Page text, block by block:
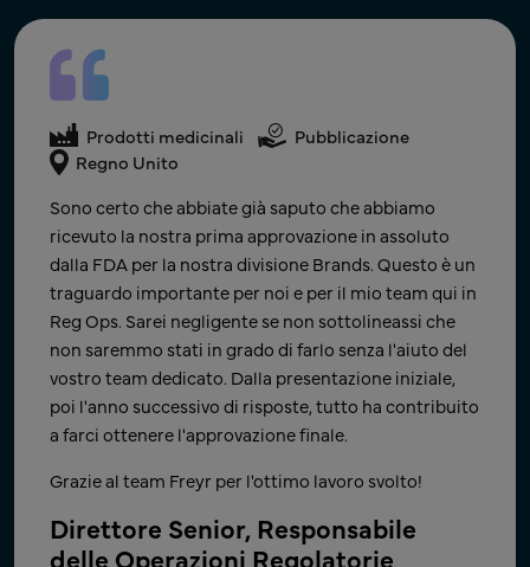
Prodotti medicinali
Affari Regolatori
USA
La ricevuta ANDA è stata ricevuta! Grazie mille per il
vostro duro lavoro, la pazienza e il supporto al nostro
lavoro negli ultimi due mesi. Siamo lieti di essere
riusciti a rispettare la tempistica e a raggiungere un
importante obiettivo aziendale della nostra giovane
azienda.
Grazie ancora, e non vediamo l'ora di collaborare con
il vostro team al prossimo progetto!
Direttore Senior dello Sviluppo
Commerciale e di Prodotto
Azienda farmaceutica innovatrice leader, con sede negli US.
Prodotti medicinali
Affari Regolatori
India
Grazie per il tempestivo supporto durante il fine
settimana, che ci ha permesso di presentare
nuovamente la documentazione rapidamente dopo
la notifica. Questo dimostra costantemente
l'impegno di Freyr verso il raggiungimento dei
traguardi della nostra azienda.
Direttore - Affari Regolatori Globali
– Operazioni
globale, con sede in India
Prodotti medicinali
Pubblicazione
Regno Unito
Sono certo che abbiate già saputo che abbiamo
ricevuto la nostra prima approvazione in assoluto
dalla FDA per la nostra divisione Brands. Questo è un
traguardo importante per noi e per il mio team qui in
Reg Ops. Sarei negligente se non sottolineassi che
non saremmo stati in grado di farlo senza l'aiuto del
vostro team dedicato. Dalla presentazione iniziale,
poi l'anno successivo di risposte, tutto ha contribuito
a farci ottenere l'approvazione finale.
Grazie al team Freyr per l'ottimo lavoro svolto!
Direttore Senior, Responsabile
delle Operazioni Regolatorie